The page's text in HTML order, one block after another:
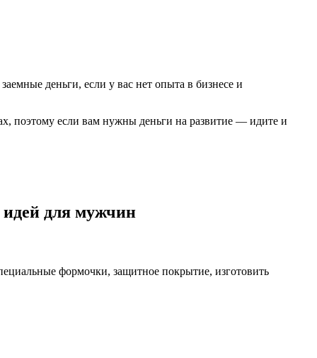
деньги, если у вас нет опыта в бизнесе и
поэтому если вам нужны деньги на развитие — идите и
для мужчин
формочки, защитное покрытие, изготовить